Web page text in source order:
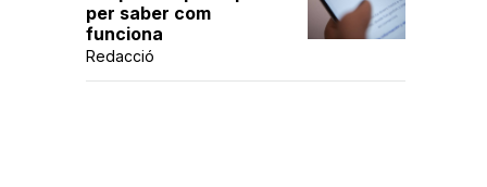
per saber com
funciona
Redacció